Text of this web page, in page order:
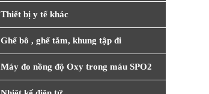
Thiết bị y tế khác
Ghế bô , ghế tắm, khung tập đi
Máy đo nồng độ Oxy trong máu SPO2